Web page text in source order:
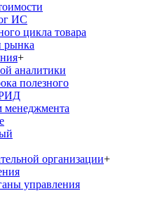
ИС
цикла товара
рынка
+
аналитики
полезного
РИД
менеджмента
организации+
управления